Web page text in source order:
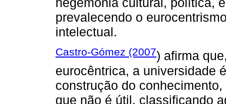
prevalecendo o
intelectual.
Castro-Gómez (2007) afirma
eurocêntrica, a universidade
construção do
que não é útil, classificando